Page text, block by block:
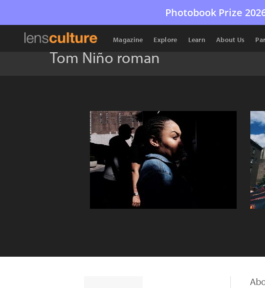
Photobook Prize
Magazine Explore Learn About Us
Tom Niño roman